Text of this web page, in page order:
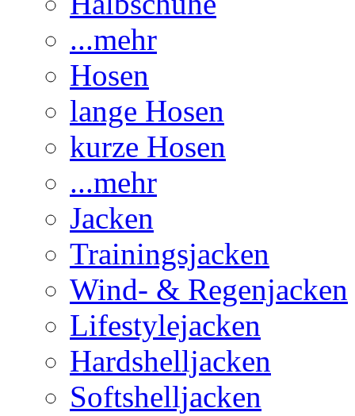
...mehr
Hosen
lange Hosen
kurze Hosen
...mehr
Jacken
Trainingsjacken
Wind- & Regenjacken
Lifestylejacken
Hardshelljacken
Softshelljacken